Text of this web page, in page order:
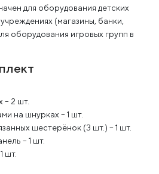
для оборудования детских
(магазины, банки,
оборудования игровых групп в
– 2 шт.
на шнурках – 1 шт.
шестерёнок (3 шт.) – 1 шт.
– 1 шт.
шт.